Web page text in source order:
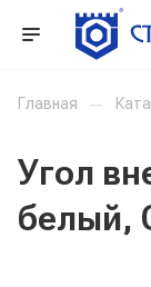
Главная —
Угол
белый,